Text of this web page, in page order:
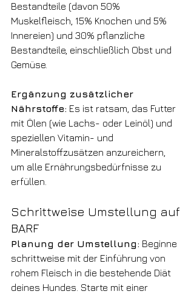
Bestandteile (davon 50%
Muskelfleisch, 15% Knochen und 5%
Innereien) und 30% pflanzliche
Bestandteile, einschließlich Obst und
Gemüse.
Ergänzung zusätzlicher
Nährstoffe: Es ist ratsam, das Futter
mit Ölen (wie Lachs- oder Leinöl) und
speziellen Vitamin- und
Mineralstoffzusätzen anzureichern,
um alle Ernährungsbedürfnisse zu
erfüllen.
Schrittweise Umstellung auf
BARF
Planung der Umstellung: Beginne
schrittweise mit der Einführung von
rohem Fleisch in die bestehende Diät
deines Hundes. Starte mit einer